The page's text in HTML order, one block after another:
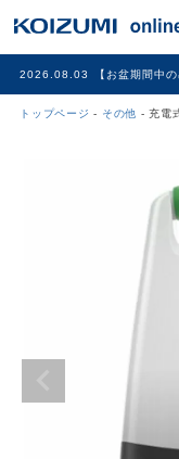
2026.08.03 【お盆期間中
トップページ その他 充電
理美容家電
調理家電
冷暖房家電
その他